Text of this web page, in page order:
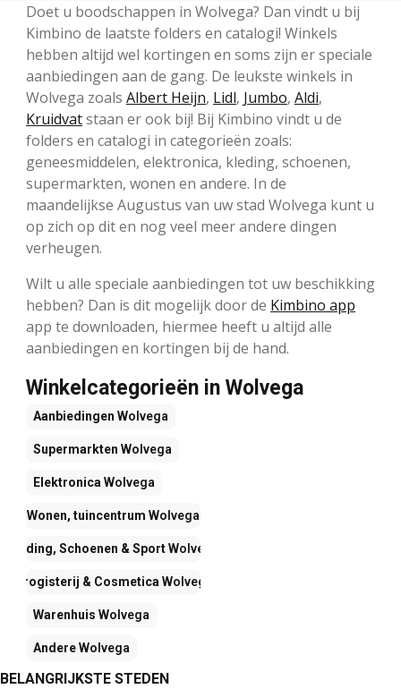
Doet u boodschappen in Wolvega? Dan vindt u bij
Kimbino de laatste folders en catalogi! Winkels
hebben altijd wel kortingen en soms zijn er speciale
aanbiedingen aan de gang. De leukste winkels in
Wolvega zoals Albert Heijn, Lidl, Jumbo, Aldi,
Kruidvatstaan er ook bij! Bij Kimbino vindt u de
folders en catalogi in categorieën zoals:
geneesmiddelen, elektronica, kleding, schoenen,
supermarkten, wonen en andere. In de
maandelijkse Augustus van uw stad Wolvega kunt u
op zich op dit en nog veel meer andere dingen
verheugen.
Wilt u alle speciale aanbiedingen tot uw beschikking
hebben? Dan is dit mogelijk door de Kimbino app
app te downloaden, hiermee heeft u altijd alle
aanbiedingen en kortingen bij de hand.
Winkelcategorieën in Wolvega
Aanbiedingen Wolvega
Supermarkten Wolvega
Elektronica Wolvega
Wonen, tuincentrum Wolvega
Kleding, Schoenen & SportWolvega
Drogisterij & Cosmetica Wolvega
Warenhuis Wolvega
AndereWolvega
BELANGRIJKSTE STEDEN